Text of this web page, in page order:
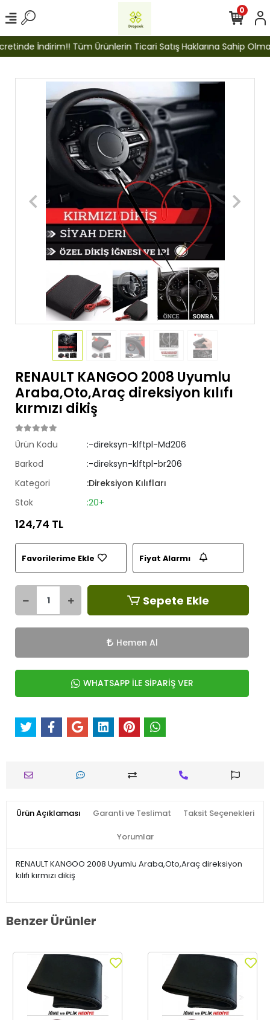
İndirim!! Tüm Ürünlerin Ticari Satış Haklarına Sahip
0
RENAULT KANGOO 2008 Uyumlu
Araba,Oto,Araç direksiyon kılıfı
kırmızı dikiş
Ürün Kodu
:-direksyn-klftpl-Md206
Barkod
:-direksyn-klftpl-br206
Kategori
:Direksiyon Kılıfları
Stok
:20+
124,74 TL
Favorilerime Ekle Fiyat Alarmı
Sepete Ekle
Hemen Al
WHATSAPP İLE SİPARİŞ VER
Ürün Açıklaması Garanti ve Teslimat Taksit Seçenekleri
Yorumlar
RENAULT KANGOO 2008 Uyumlu Araba,Oto,Araç direksiyon
kılıfı kırmızı dikiş
Benzer Ürünler